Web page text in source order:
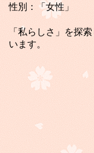
性別：「女性」
「私らしさ」を探
います。